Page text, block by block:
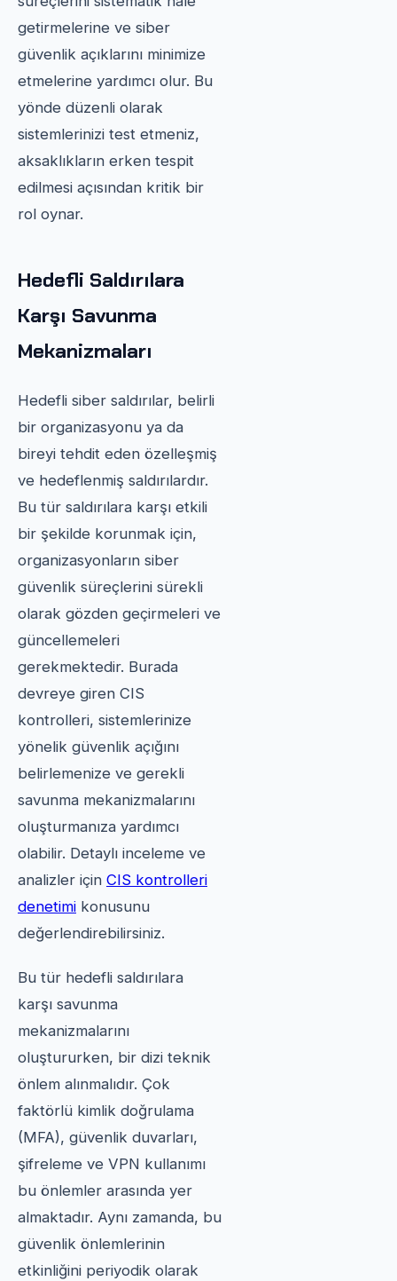
getirmelerine ve siber
güvenlik açıklarını minimize
etmelerine yardımcı olur. Bu
yönde düzenli olarak
sistemlerinizi test etmeniz,
aksaklıkların erken tespit
edilmesi açısından kritik bir
rol oynar.
Hedefli Saldırılara
Karşı Savunma
Mekanizmaları
Hedefli siber saldırılar, belirli
bir organizasyonu ya da
bireyi tehdit eden özelleşmiş
ve hedeflenmiş saldırılardır.
Bu tür saldırılara karşı etkili
bir şekilde korunmak için,
organizasyonların siber
güvenlik süreçlerini sürekli
olarak gözden geçirmeleri ve
güncellemeleri
gerekmektedir. Burada
devreye giren CIS
kontrolleri, sistemlerinize
yönelik güvenlik açığını
belirlemenize ve gerekli
savunma mekanizmalarını
oluşturmanıza yardımcı
olabilir. Detaylı inceleme ve
analizler için CIS kontrolleri
denetimi konusunu
değerlendirebilirsiniz.
Bu tür hedefli saldırılara
karşı savunma
mekanizmalarını
oluştururken, bir dizi teknik
önlem alınmalıdır. Çok
faktörlü kimlik doğrulama
(MFA), güvenlik duvarları,
şifreleme ve VPN kullanımı
bu önlemler arasında yer
almaktadır. Aynı zamanda, bu
güvenlik önlemlerinin
etkinliğini periyodik olarak